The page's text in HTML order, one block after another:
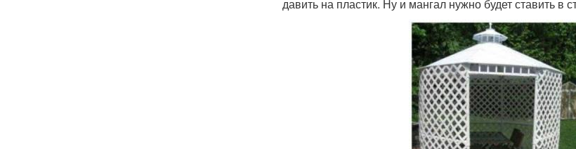
давить на пластик. Ну и мангал нужно будет ставить в